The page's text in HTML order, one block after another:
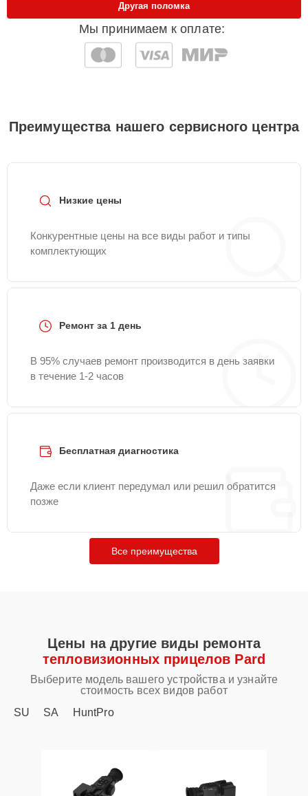
Мы принимаем к оплате:
Другая поломка
Преимущества нашего сервисного центра
Низкие цены
Конкурентные цены на все виды работ и типы
комплектующих
Ремонт за 1 день
В 95% случаев ремонт производится в день заявки
в течение 1-2 часов
Бесплатная диагностика
Даже если клиент передумал или решил обратится
позже
Все преимущества
Цены на другие виды ремонта
тепловизионных прицелов Pard
Выберите модель вашего устройства и узнайте
стоимость всех видов работ
SU
SA HuntPro